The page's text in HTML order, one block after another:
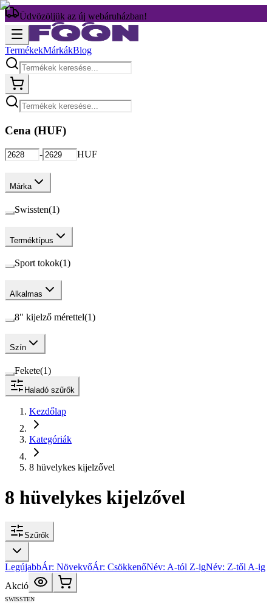
Üdvözöljük az új webáruházban!
TermékekMárkákBlog
Cena (HUF)
- HUF
Márka
Swissten(1)
Terméktípus
Sport tokok(1)
Alkalmas
8" kijelző mérettel(1)
Szín
Fekete(1)
Haladó szűrők
Kezdőlap
Kategóriák
8 hüvelykes kijelzővel
8 hüvelykes kijelzővel
Szűrők
LegújabbÁr: NövekvőÁr: CsökkenőNév: A-tól Z-igNév: Z-től A-ig
Akció
SWISSTEN